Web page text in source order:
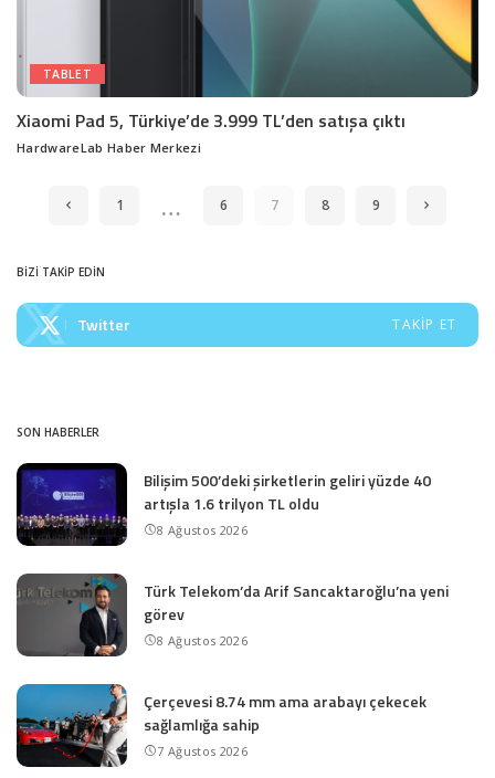
TABLET
Xiaomi Pad 5, Türkiye’de 3.999 TL’den satışa çıktı
Posted
HardwareLab Haber Merkezi
1 … 6 7 8 9
BİZİ TAKİP EDİN
Twitter TAKIP ET
SON HABERLER
Bilişim 500’deki şirketlerin geliri yüzde 40
artışla 1.6 trilyon TL oldu
8 Ağustos 2026
Türk Telekom’da Arif Sancaktaroğlu’na yeni
görev
8 Ağustos 2026
Çerçevesi 8.74 mm ama arabayı çekecek
sağlamlığa sahip
7 Ağustos 2026